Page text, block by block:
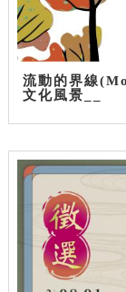
流動的界線
文化風景__